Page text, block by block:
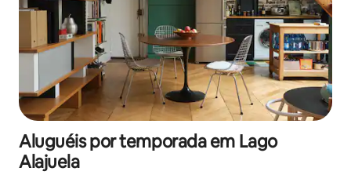
Aluguéis por temporada em Lago
Alajuela